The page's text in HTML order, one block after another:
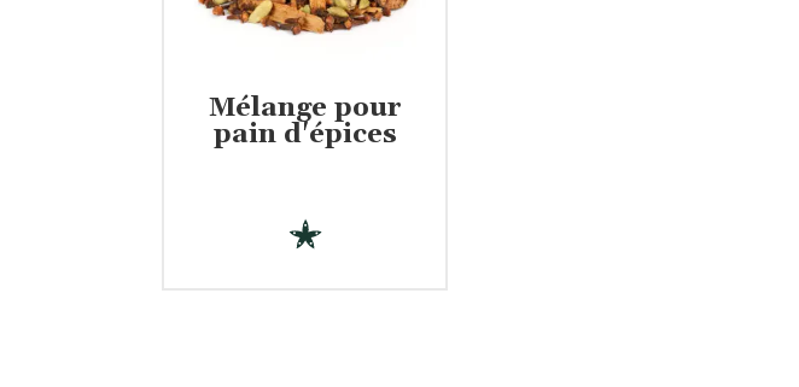
Mélange pour
pain d'épices
€